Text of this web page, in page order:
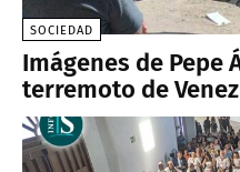
SOCIEDAD
Imágenes de Pepe
terremoto de